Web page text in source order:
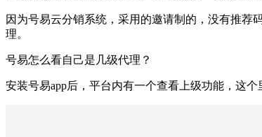
因为号易云分销系统，采用的邀请制的，没有推荐
理。
号易怎么看自己是几级代理？
安装号易app后，平台内有一个查看上级功能，这